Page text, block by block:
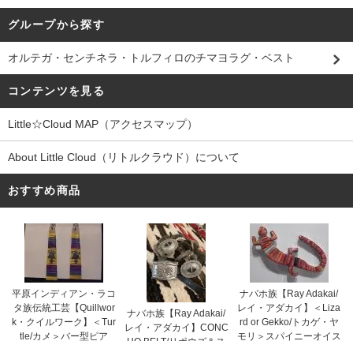
グループから探す
オルテガ・センチネラ・トルフィロのチマヨラグ・ベスト
コンテンツを見る
Little☆Cloud MAP（アクセスマップ）
About Little Cloud（リトルクラウド）について
おすすめ商品
平原インディアン・ラコ
タ族伝統工芸【Quillwor
k・クイルワーク】＜Tur
tle/カメ＞バー型ピア
ナバホ族【Ray Adakai/
レイ・アダカイ】CONC
ナバホ族【Ray Adakai/
レイ・アダカイ】＜Liza
rd or Gekko/トカゲ・ヤ
モリ＞スパイニーオイス